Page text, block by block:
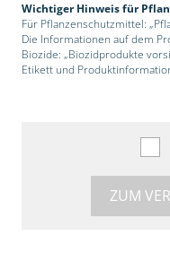
Wichtiger Hinweis für
Für Pflanzenschutzmittel:
Die Informationen auf dem
Biozide: „Biozidprodukte
Etikett und
ZUM